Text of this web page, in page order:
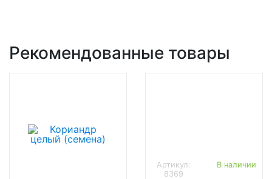
Рекомендованные товары
Артикул:
8369
В наличии